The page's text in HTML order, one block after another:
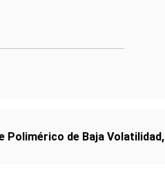
Polimérico de Baja Volatilidad,